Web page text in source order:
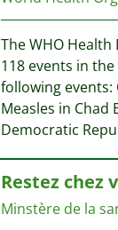
The WHO
118 events in
following events:
Measles in Chad
Democratic
Restez chez
Minstère de la